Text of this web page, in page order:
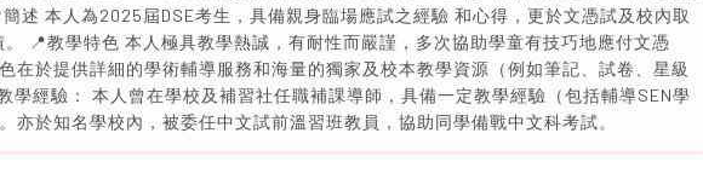
簡述 本人為2025屆DSE考生，具備親身臨場應試之經驗 和心得，更於文憑試及校內取
📍教學特色 本人極具教學熱誠，有耐性而嚴謹，多次協助學童有技巧地應付文憑
在於提供詳細的學術輔導服務和海量的獨家及校本教學資源（例如筆記、試卷、星級
學經驗： 本人曾在學校及補習社任職補課導師，具備一定教學經驗（包括輔導SEN學
亦於知名學校內，被委任中文試前溫習班教員，協助同學備戰中文科考試。